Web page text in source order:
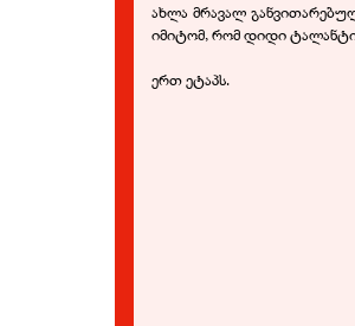
ახლა მრავალ
იმიტომ, რომ დიდი
ერთ ეტაპს.